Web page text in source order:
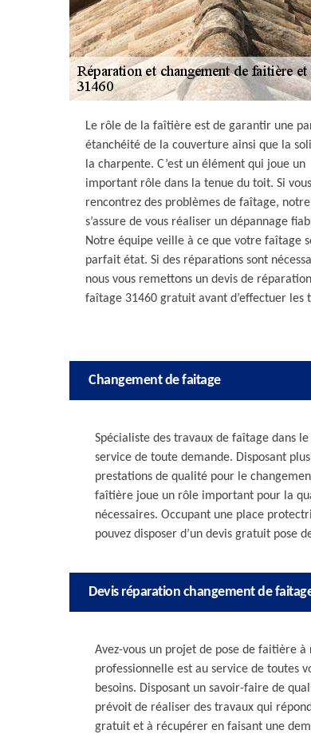
Le rôle de la faîtière est de garantir une
étanchéité de la couverture ainsi que la
la charpente. C’est un élément qui joue un
important rôle dans la tenue du toit. Si vous
rencontrez des problèmes de faîtage,
s’assure de vous réaliser un dépannage
Notre équipe veille à ce que votre faîtage
parfait état. Si des réparations sont
nous vous remettons un devis de
faîtage 31460 gratuit avant d’effectuer les
Changement de faitage
Spécialiste des travaux de faîtage dans
service de toute demande. Disposant
prestations de qualité pour le
faîtière joue un rôle important pour la
nécessaires. Occupant une place
pouvez disposer d’un devis gratuit pose
Devis réparation changement de
Avez-vous un projet de pose de faitière
professionnelle est au service de toutes
besoins. Disposant un savoir-faire de
prévoit de réaliser des travaux qui
gratuit et à récupérer en faisant une